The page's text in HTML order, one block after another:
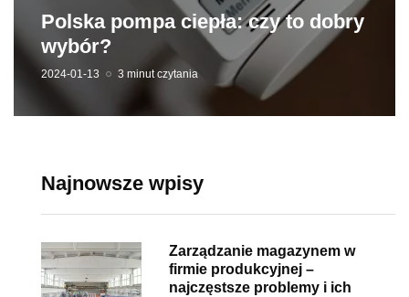
Polska pompa ciepła: czy to dobry
wybór?
2024-01-13 3 minut czytania
Najnowsze wpisy
Zarządzanie magazynem w
firmie produkcyjnej –
najczęstsze problemy i ich